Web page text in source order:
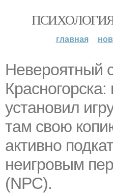
главная
Невероятный
Красногорска:
установил
там свою
активно
неигровым
(NPC).